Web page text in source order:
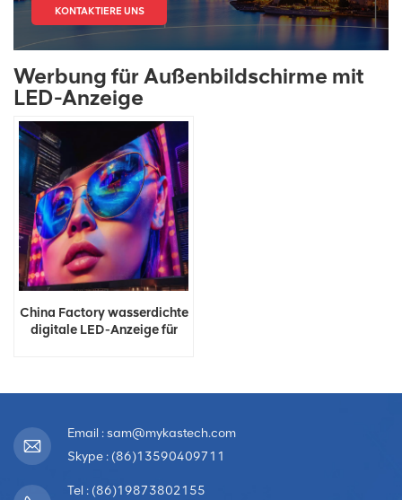
KONTAKTIERE UNS
Werbung für Außenbildschirme mit
LED-Anzeige
China Factory wasserdichte
digitale LED-Anzeige für
Email : sam@mykastech.com
Skype : (86)13590409711
Tel : (86)19873802155